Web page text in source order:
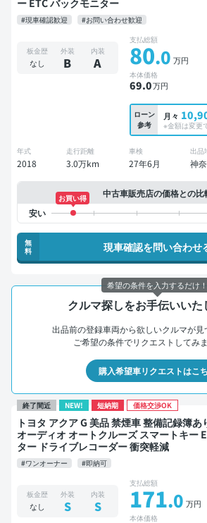
ー ETC バックモニター
#現車確認歓迎 #お問い合わせ歓迎
板金歴
なし
外装
B
内装
A
支払総額
80.0 万円
本体価格
69.0万円
ローン
参考
月々
※金額は変更
年式
2018
走行距離
3.0万km
車検
27年6月
出品
神
中古車販売店の価格との比
お買い得
無
料
現車確認を問い合わせ
クルマ探しをお手伝いいた
出品前の登録車両から欲しいクルマが見
ご希望の条件でリクエストしてみま
購入希望車リクエストはこ
終了間近 NEW! 短納期 価格交渉OK
トヨタ アクア G 美品 禁煙車 整備記録簿あり ディスプレイ
オーディオ オートクルーズ スマートキー
ター ドライブレコーダー 衝突軽減
#ワンオーナー #即納可
板金歴
なし
外装
S
内装
S
支払総額
171.0 万円
本体価格
希望の条件を入力するだけ！